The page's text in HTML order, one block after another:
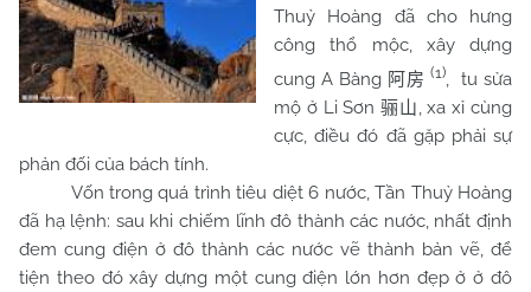
Thuỷ Hoàng đã cho hưng
công thổ mộc, xây dựng
cung A Bàng 阿房 (1), tu sửa
mộ ở Li Sơn骊山, xa xỉ cùng
cực, điều đó đã gặp phải sự
phản đối của bách tính.
Vốn trong quá trình tiêu diệt 6 nước, Tần Thuỷ Hoàng
đã hạ lệnh: sau khi chiếm lĩnh đô thành các nước, nhất định
đem cung điện ở đô thành các nước vẽ thành bản vẽ, để
tiện theo đó xây dựng một cung điện lớn hơn đẹp ở ở đô